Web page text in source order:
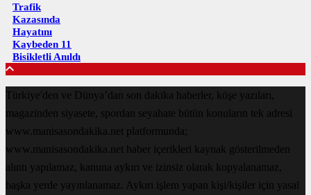
Trafik
Kazasında
Hayatını
Kaybeden 11
Bisikletli Anıldı
Türkiye'den ve Dünya’dan son dakika haberler, köşe yazıları,
magazinden siyasete, spordan seyahate bütün konuların tek adresi
www.manisasondakika.net platformunda;
www.manisasondakika.net haber içerikleri kaynak gösterilmeden
alıntı yapılamaz, kanuna aykırı ve izinsiz olarak kopyalanamaz,
başka yerde yayınlanamaz. Aykırı işlem yapan kişi/kişiler için yasal